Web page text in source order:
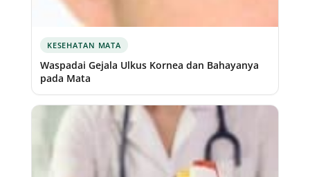
KESEHATAN MATA
Waspadai Gejala Ulkus Kornea dan Bahayanya
pada Mata